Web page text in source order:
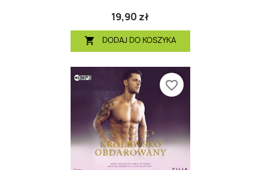
19,90 zł
 DODAJ DO KOSZYKA
favorite_border